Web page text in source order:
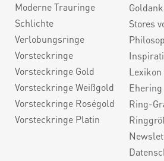
Moderne Trauringe
Schlichte
Verlobungsringe
Vorsteckringe
Vorsteckringe Gold
Vorsteckringe Weißgold
Vorsteckringe Roségold
Vorsteckringe Platin
Stores
Lexikon
Ring-